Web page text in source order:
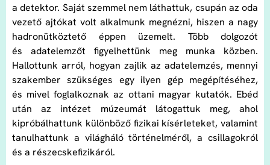
a detektor. Saját szemmel nem láthattuk, csupán az oda
vezető ajtókat volt alkalmunk megnézni, hiszen a nagy
hadronütköztető éppen üzemelt. Több dolgozót
és adatelemzőt figyelhettünk meg munka közben.
Hallottunk arról, hogyan zajlik az adatelemzés, mennyi
szakember szükséges egy ilyen gép megépítéséhez,
és mivel foglalkoznak az ottani magyar kutatók. Ebéd
után az intézet múzeumát látogattuk meg, ahol
kipróbálhattunk különböző fizikai kísérleteket, valamint
tanulhattunk a világháló történelméről, a csillagokról
és a részecskefizikáról.